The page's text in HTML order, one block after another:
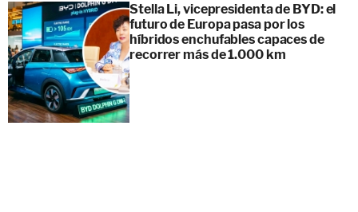
Stella Li, vicepresidenta de BYD: el
futuro de Europa pasa por los
híbridos enchufables capaces de
recorrer más de 1.000 km